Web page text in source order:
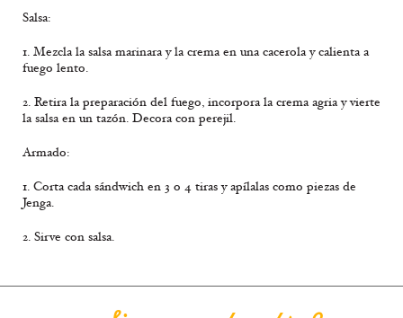
Salsa:
1. Mezcla la salsa marinara y la crema en una cacerola y calienta a
fuego lento.
2. Retira la preparación del fuego, incorpora la crema agria y vierte
la salsa en un tazón. Decora con perejil.
Armado:
1. Corta cada sándwich en 3 o 4 tiras y apílalas como piezas de
Jenga.
2. Sirve con salsa.